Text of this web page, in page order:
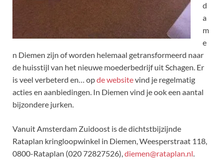
d
a
m
e
n Diemen zijn of worden helemaal getransformeerd naar
de huisstijl van het nieuwe moederbedrijf uit Schagen. Er
is veel verbeterd en… opde websitevind je regelmatig
acties en aanbiedingen. In Diemen vind je ook een aantal
bijzondere jurken.
Vanuit Amsterdam Zuidoost is de dichtstbijzijnde
Rataplan kringloopwinkel in Diemen, Weesperstraat 118,
0800-Rataplan (020 72827526),diemen@rataplan.nl.